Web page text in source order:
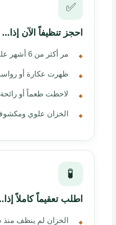
✅
احجز تنظيفاً الآن إذا...
مر أكثر من 6 أشهر على آخر تنظيف.
ظهرت عكارة أو
لاحظت طعماً أو رائحة
الخزان علوي
🧪
اطلب تعقيماً كاملاً
الخزان لم ينظف منذ